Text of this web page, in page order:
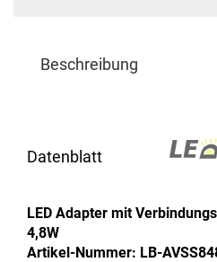
Beschreibung
Datenblatt
LED Adapter mit
4,8W
Artikel-Nummer: LB-